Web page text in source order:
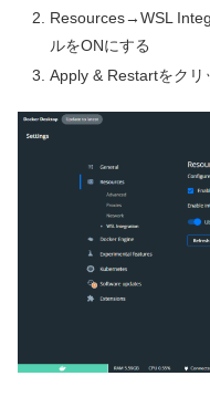
Resources→WSL
ルをONにする
Apply & Restartをクリ